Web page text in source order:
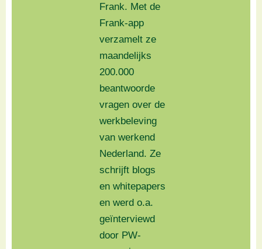
Frank. Met de
Frank-app
verzamelt ze
maandelijks
200.000
beantwoorde
vragen over de
werkbeleving
van werkend
Nederland. Ze
schrijft blogs
en whitepapers
en werd o.a.
geïnterviewd
door PW-